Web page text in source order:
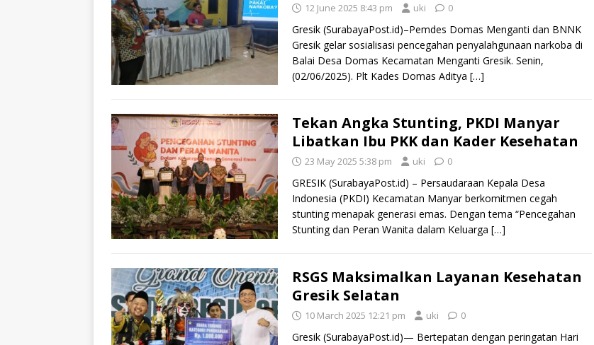
12 June 2025 8:43 pm uki 0
Gresik (SurabayaPost.id)–Pemdes Domas Menganti dan BNNK
Gresik gelar sosialisasi pencegahan penyalahgunaan narkoba di
Balai Desa Domas Kecamatan Menganti Gresik. Senin,
(02/06/2025). Plt Kades Domas Aditya […]
Tekan Angka Stunting, PKDI Manyar
Libatkan Ibu PKK dan Kader Kesehatan
23 May 2025 5:38 pm uki 0
GRESIK (SurabayaPost.id) – Persaudaraan Kepala Desa
Indonesia (PKDI) Kecamatan Manyar berkomitmen cegah
stunting menapak generasi emas. Dengan tema “Pencegahan
Stunting dan Peran Wanita dalam Keluarga […]
RSGS Maksimalkan Layanan Kesehatan
Gresik Selatan
10 March 2025 12:21 pm uki 0
Gresik (SurabayaPost.id)— Bertepatan dengan peringatan Hari